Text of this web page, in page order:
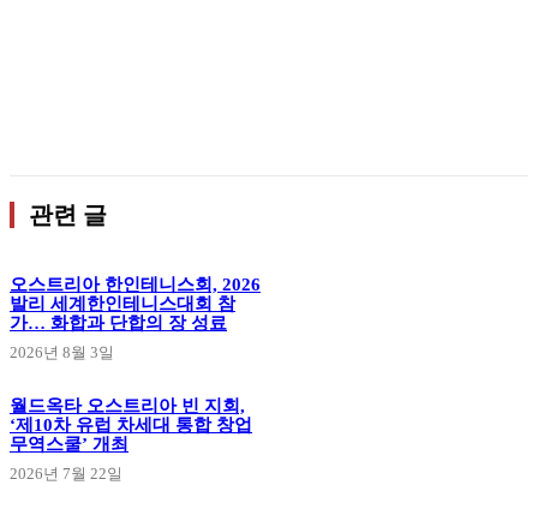
관련 글
오스트리아 한인테니스회, 2026
발리 세계한인테니스대회 참
가… 화합과 단합의 장 성료
2026년 8월 3일
월드옥타 오스트리아 빈 지회,
‘제10차 유럽 차세대 통합 창업
무역스쿨’ 개최
2026년 7월 22일